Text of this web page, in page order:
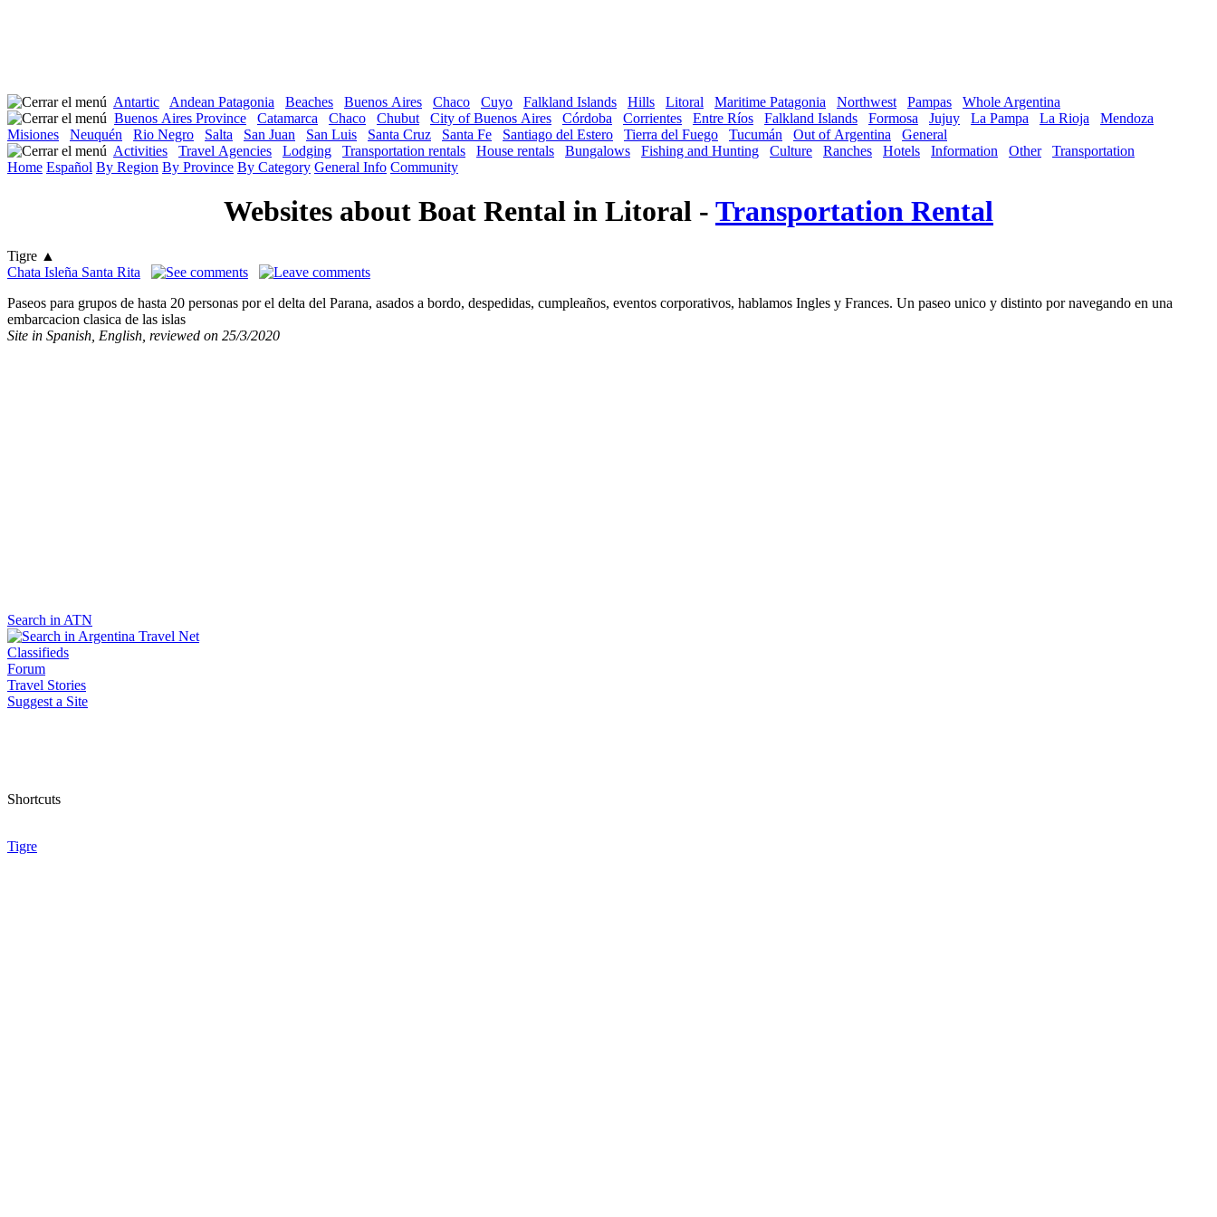
Antartic Andean Patagonia Beaches Buenos Aires Chaco Cuyo Falkland Islands Hills Litoral Maritime Patagonia Northwest Pampas
Whole Argentina
Buenos Aires Province
Catamarca Chaco Chubut City of Buenos Aires Córdoba Corrientes Entre Ríos Falkland Islands Formosa Jujuy La Pampa La Rioja
Mendoza
Misiones
Neuquén Rio Negro Salta San Juan San Luis Santa Cruz Santa Fe Santiago del Estero Tierra del Fuego Tucumán Out of Argentina
General
Activities
Travel Agencies Lodging Transportation rentals House rentals Bungalows Fishing and Hunting Culture Ranches Hotels Information Other
Transportation
Home Español By Region By Province By Category General Info Community
Websites about Boat Rental in Litoral - Transportation Rental
Tigre ▲
Chata Isleña Santa Rita
Paseos para grupos de hasta 20 personas por el delta del Parana, asados a bordo, despedidas, cumpleaños, eventos corporativos, hablamos Ingles y Frances. Un paseo unico y distinto por navegando en una
embarcacion clasica de las islas
Site in Spanish, English, reviewed on 25/3/2020
Search in ATN
Classifieds
Forum
Travel Stories
Suggest a Site
Shortcuts
Tigre